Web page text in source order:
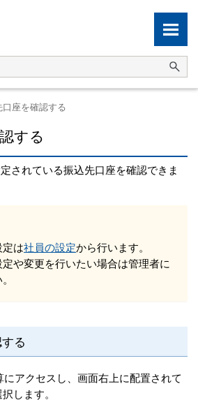
口座を確認する
する
されている振込先口座を確認できま
定は社員の設定から行います。
や変更を行いたい場合は管理者に
る
にアクセスし、画面右上に配置されて
します。